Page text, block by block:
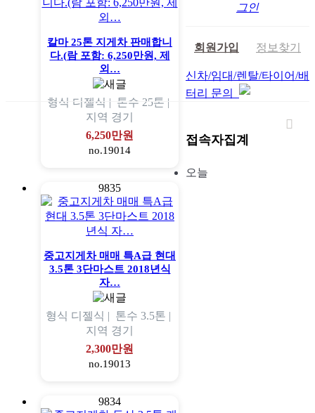
칼마 25톤 지게차 판매합니
다.(람 포함: 6,250만원, 제
외…
형식 디젤식 | 톤수 25톤 |
지역 경기
6,250만원
no.19014
9835
중고지게차 매매 특A급 현대
3.5톤 3단마스트 2018년식
자…
형식 디젤식 | 톤수 3.5톤 |
지역 경기
2,300만원
no.19013
9834
그인
회원가입 정보찾기
신차/임대/렌탈/타이어/배
터리 문의
접속자집계
오늘